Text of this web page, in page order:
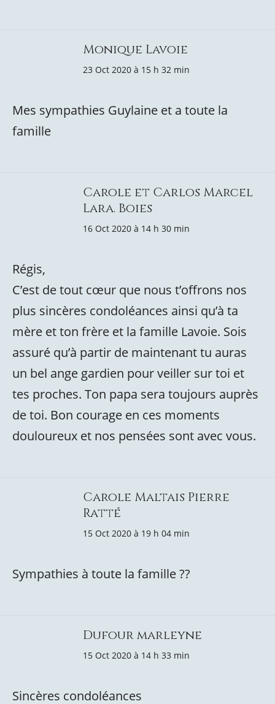
Monique Lavoie
23 Oct 2020 à 15 h 32 min
Mes sympathies Guylaine et a toute la
famille
Carole et Carlos Marcel
Lara. Boies
16 Oct 2020 à 14 h 30 min
Régis,
C’est de tout cœur que nous t’offrons nos
plus sincères condoléances ainsi qu’à ta
mère et ton frère et la famille Lavoie. Sois
assuré qu’à partir de maintenant tu auras
un bel ange gardien pour veiller sur toi et
tes proches. Ton papa sera toujours auprès
de toi. Bon courage en ces moments
douloureux et nos pensées sont avec vous.
Carole Maltais Pierre
Ratté
15 Oct 2020 à 19 h 04 min
Sympathies à toute la famille ??
Dufour marleyne
15 Oct 2020 à 14 h 33 min
Sincères condoléances